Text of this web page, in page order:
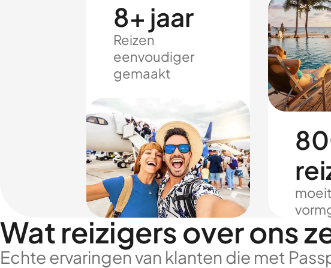
8+ jaar
Reizen
eenvoudiger
gemaakt
Wat reizigers over ons
Echte ervaringen van klanten die met